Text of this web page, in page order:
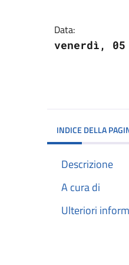
Data:
venerdì, 05
INDICE DELLA
Descrizione
A cura di
Ulteriori